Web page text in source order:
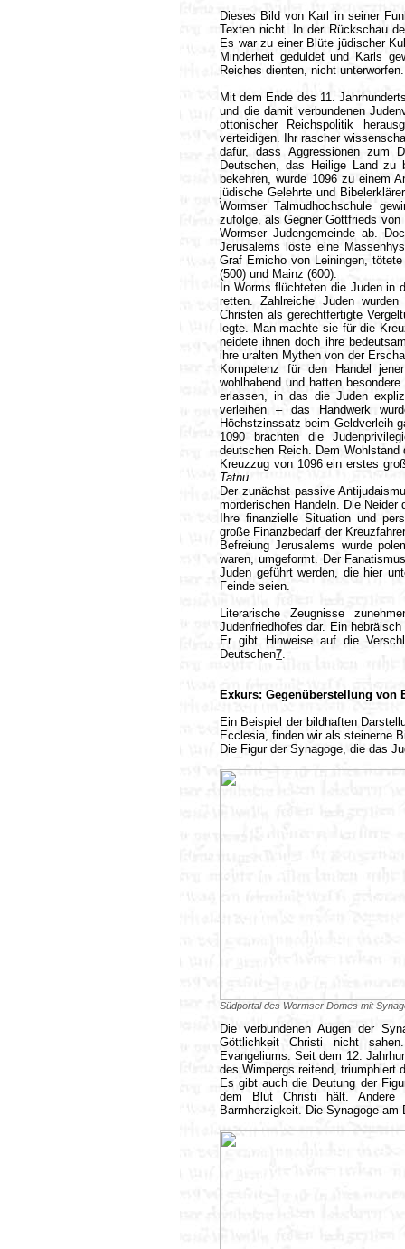
Dieses Bild von Karl in seiner
Texten nicht. In der Rückschau
Es war zu einer Blüte jüdischer
Minderheit geduldet und Karls
Reiches dienten, nicht unterworfen.
Mit dem Ende des 11.
und die damit verbundenen
ottonischer Reichspolitik
verteidigen. Ihr rascher
dafür, dass Aggressionen zum
Deutschen, das Heilige Land zu
bekehren, wurde 1096 zu einem
jüdische Gelehrte und
Wormser Talmudhochschule
zufolge, als Gegner Gottfrieds
Wormser Judengemeinde ab.
Jerusalems löste eine
Graf Emicho von Leiningen,
(500) und Mainz (600).
In Worms flüchteten die Juden in
retten. Zahlreiche Juden
Christen als gerechtfertigte
legte. Man machte sie für die
neidete ihnen doch ihre
ihre uralten Mythen von der
Kompetenz für den Handel
wohlhabend und hatten
erlassen, in das die Juden
verleihen – das Handwerk
Höchstzinssatz beim Geldverleih
1090 brachten die
deutschen Reich. Dem
Kreuzzug von 1096 ein erstes
Tatnu.
Der zunächst passive
mörderischen Handeln. Die Neider
Ihre finanzielle Situation und
große Finanzbedarf der
Befreiung Jerusalems wurde
waren, umgeformt. Der
Juden geführt werden, die hier
Feinde seien.
Literarische Zeugnisse
Judenfriedhofes dar. Ein
Er gibt Hinweise auf die
Deutschen7.
Exkurs: Gegenüberstellung von
Ein Beispiel der bildhaften
Ecclesia, finden wir als steinerne
Die Figur der Synagoge, die das
Südportal des Wormser Domes mit
Die verbundenen Augen der
Göttlichkeit Christi nicht
Evangeliums. Seit dem 12.
des Wimpergs reitend, triumphiert
Es gibt auch die Deutung der
dem Blut Christi hält. Andere
Barmherzigkeit. Die Synagoge